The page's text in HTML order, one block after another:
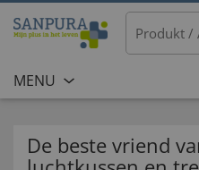
MENU
De beste vriend